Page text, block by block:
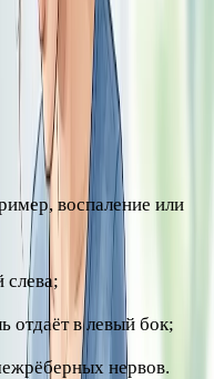
заболеваниях
именно в левом
воспаление или
слева;
отдаёт в левый бок;
нервов.